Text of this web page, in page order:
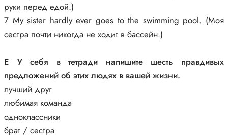
руки перед едой.)
7 My sister hardly ever goes to the swimming pool. (Моя
сестра почти никогда не ходит в бассейн.)
E У себя в тетради напишите шесть правдивых
предложений об этих людях в вашей жизни.
лучший друг
любимая команда
одноклассники
брат / сестра